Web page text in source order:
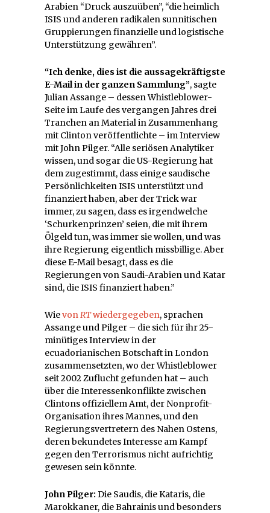
Arabien “Druck auszuüben”, “die heimlich
ISIS und anderen radikalen sunnitischen
Gruppierungen finanzielle und logistische
Unterstützung gewähren”.
“Ich denke, dies ist die aussagekräftigste
E-Mail in der ganzen Sammlung”, sagte
Julian Assange – dessen Whistleblower-
Seite im Laufe des vergangen Jahres drei
Tranchen an Material in Zusammenhang
mit Clinton veröffentlichte – im Interview
mit John Pilger. “Alle seriösen Analytiker
wissen, und sogar die US-Regierung hat
dem zugestimmt, dass einige saudische
Persönlichkeiten ISIS unterstützt und
finanziert haben, aber der Trick war
immer, zu sagen, dass es irgendwelche
‘Schurkenprinzen’ seien, die mit ihrem
Ölgeld tun, was immer sie wollen, und was
ihre Regierung eigentlich missbillige. Aber
diese E-Mail besagt, dass es die
Regierungen von Saudi-Arabien und Katar
sind, die ISIS finanziert haben.”
WievonRTwiedergegeben, sprachen
Assange und Pilger – die sich für ihr 25-
minütiges Interview in der
ecuadorianischen Botschaft in London
zusammensetzten, wo der Whistleblower
seit 2002 Zuflucht gefunden hat – auch
über die Interessenkonflikte zwischen
Clintons offiziellem Amt, der Nonprofit-
Organisation ihres Mannes, und den
Regierungsvertretern des Nahen Ostens,
deren bekundetes Interesse am Kampf
gegen den Terrorismus nicht aufrichtig
gewesen sein könnte.
John Pilger: Die Saudis, die Kataris, die
Marokkaner, die Bahrainis und besonders